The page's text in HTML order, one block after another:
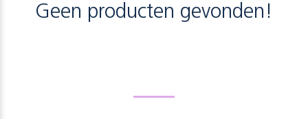
Geen producten gevonden!